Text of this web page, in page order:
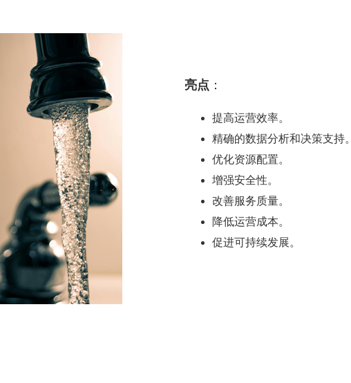
亮点 ：
提高运营效率。
精确的数据分析和决策支持。
优化资源配置。
增强安全性。
改善服务质量。
降低运营成本。
促进可持续发展。